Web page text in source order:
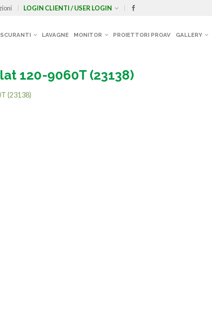
LOGIN CLIENTI / USER LOGIN
LAVAGNE MONITOR PROIETTORI PROAV GALLERY
120-9060T (23138)
(23138)